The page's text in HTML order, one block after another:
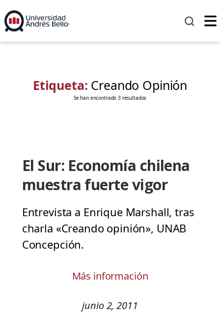
Etiqueta: Creando Opinión
Se han encontrado 3 resultados
El Sur: Economía chilena
muestra fuerte vigor
Entrevista a Enrique Marshall, tras
charla «Creando opinión», UNAB
Concepción.
Más información
junio 2, 2011